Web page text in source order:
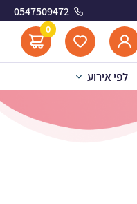
0547509472
0
לפי אירוע